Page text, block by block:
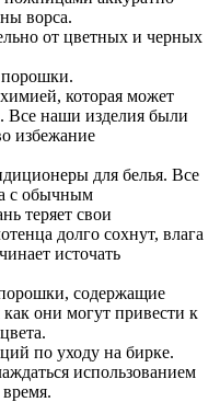
ворса.
от цветных и черных
которая может
Все наши изделия были
избежание
для белья. Все
с обычным
теряет свои
долго сохнут, влага
источать
содержащие
они могут привести к
по уходу на бирке.
использованием